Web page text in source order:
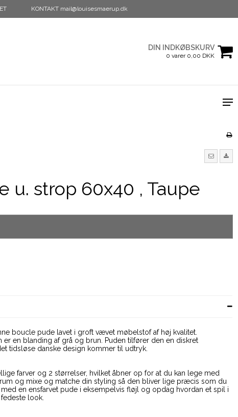
KONTAKT mail@louisesmaerup.dk
DIN INDKØBSKURV
0 varer 0,00 DKK
u. strop 60x40 , Taupe
boucle pude lavet i groft vævet møbelstof af høj kvalitet.
er en blanding af grå og brun. Puden tilfører den en diskret
tidsløse danske design kommer til udtryk.
farver og 2 størrelser, hvilket åbner op for at du kan lege med
og mixe og matche din styling så den bliver lige præcis som du
en ensfarvet pude i eksempelvis fløjl og opdag hvordan et spil i
look.